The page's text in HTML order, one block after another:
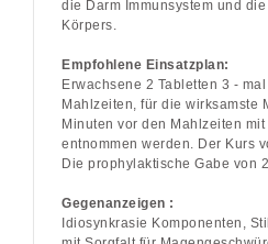
die Darm Immunsystem und
Körpers.
Empfohlene Einsatzplan:
Erwachsene 2 Tabletten 3 -
Mahlzeiten, für die wirksamste
Minuten vor den Mahlzeiten
entnommen werden. Der Kurs
Die prophylaktische Gabe von
Gegenanzeigen :
Idiosynkrasie Komponenten,